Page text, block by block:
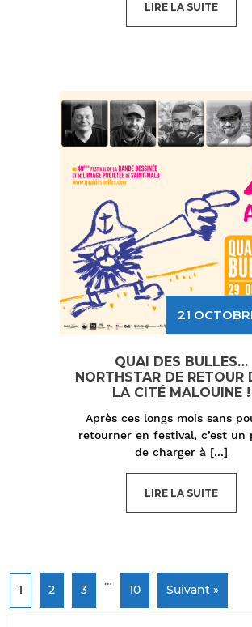
LIRE LA SUITE
21
QUAI DES BULLES…
NORTHSTAR DE RETOUR
LA CITÉ MALOUINE !
Après ces longs mois sans
retourner en festival, c’est un
de charger à [...]
LIRE LA SUITE
1 2 3
…
10 Suivant »